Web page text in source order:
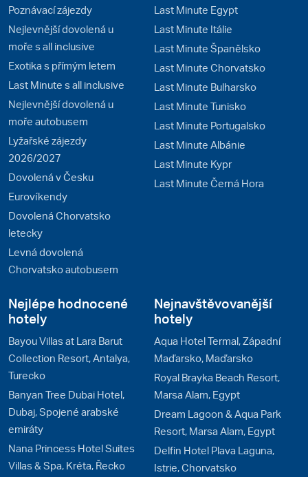
Poznávací zájezdy
Nejlevnější dovolená u
moře s all inclusive
Exotika s přímým letem
Last Minute s all inclusive
Nejlevnější dovolená u
moře autobusem
Lyžařské zájezdy
2026/2027
Dovolená v Česku
Eurovíkendy
Dovolená Chorvatsko
letecky
Levná dovolená
Chorvatsko autobusem
Last Minute Egypt
Last Minute Itálie
Last Minute Španělsko
Last Minute Chorvatsko
Last Minute Bulharsko
Last Minute Tunisko
Last Minute Portugalsko
Last Minute Albánie
Last Minute Kypr
Last Minute Černá Hora
Nejlépe hodnocené
hotely
Bayou Villas at Lara Barut
Collection Resort, Antalya,
Turecko
Banyan Tree Dubai Hotel,
Dubaj, Spojené arabské
emiráty
Nana Princess Hotel Suites
Villas & Spa, Kréta, Řecko
Nejnavštěvovanější
hotely
Aqua Hotel Termal, Západní
Maďarsko, Maďarsko
Royal Brayka Beach Resort,
Marsa Alam, Egypt
Dream Lagoon & Aqua Park
Resort, Marsa Alam, Egypt
Delfin Hotel Plava Laguna,
Istrie, Chorvatsko